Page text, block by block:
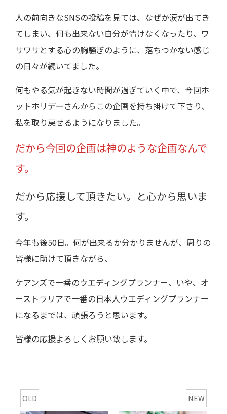
人の前向きなSNSの投稿を見ては、なぜか涙が出てき
てしまい、何も出来ない自分が情けなくなったり、ワ
サワサとする心の胸騒ぎのように、落ちつかない感じ
の日々が続いてました。
何もやる気が起きない時間が過ぎていく中で、今回ホ
ットホリデーさんからこの企画を持ち掛けて下さり、
私を取り戻せるようになりました。
だから今回の企画は神のような企画なんで
す。
だから応援して頂きたい。と心から思いま
す。
今年も後50日。何が出来るか分かりませんが、周りの
皆様に助けて頂きながら、
ケアンズで一番のウエディングプランナー、いや、オ
ーストラリアで一番の日本人ウエディングプランナー
になるまでは、頑張ろうと思います。
皆様の応援よろしくお願い致します。
OLD NEW